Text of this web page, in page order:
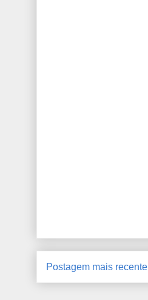
Postagem mais recente